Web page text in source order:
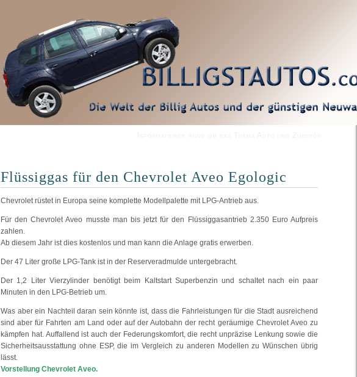
Flüssiggas für den Chevrolet Aveo Egologic
Chevrolet rüstet in Europa seine komplette Modellpalette mit LPG-Antrieb aus.
Für den Chevrolet Aveo musste man bis jetzt für den Flüssiggasantrieb 2.350 Euro Aufpreis
zahlen.
Ab diesem Jahr ist dies kostenlos und man kann die Anlage gratis erwerben.
Der 47 Liter große LPG-Tank ist in der Reserveradmulde untergebracht.
Der 1,2 Liter Vierzylinder benötigt beim Kaltstart Superbenzin und schaltet nach ein paar
Minuten in den LPG-Betrieb um.
Was aber ein Nachteil daran sein könnte ist, dass die Fahrleistungen für die Stadt ausreichend
sind aber für Fahrten am Land oder auf der Autobahn der recht geräumige Chevrolet Aveo zu
kämpfen hat. Auffallend ist auch der Federungskomfort, die recht unpräzise Lenkung sowie die
Sicherheitsausstattung ohne ESP, die im Vergleich zu anderen Modellen zu Wünschen übrig
lässt.
Vorstellung Chevrolet Aveo.